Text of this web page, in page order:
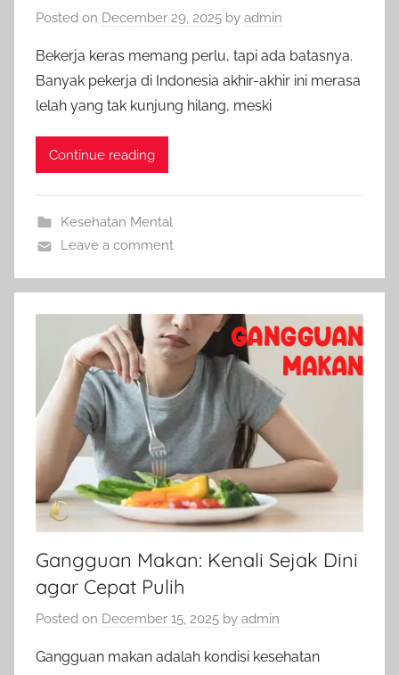
Posted on December 29, 2025 by admin
Bekerja keras memang perlu, tapi ada batasnya.
Banyak pekerja di Indonesia akhir-akhir ini merasa
lelah yang tak kunjung hilang, meski
Continue reading
Kesehatan Mental
Leave a comment
Gangguan Makan: Kenali Sejak Dini
agar Cepat Pulih
Posted on December 15, 2025 by admin
Gangguan makan adalah kondisi kesehatan